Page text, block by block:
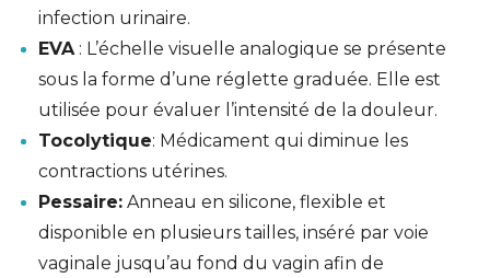
infection urinaire.
EVA: L’échelle visuelle analogique se présente
sous la forme d’une réglette graduée. Elle est
utilisée pour évaluer l’intensité de la douleur.
Tocolytique: Médicament qui diminue les
contractions utérines.
Pessaire:Anneau en silicone, flexible et
disponible en plusieurs tailles, inséré par voie
vaginale jusqu’au fond du vagin afin de